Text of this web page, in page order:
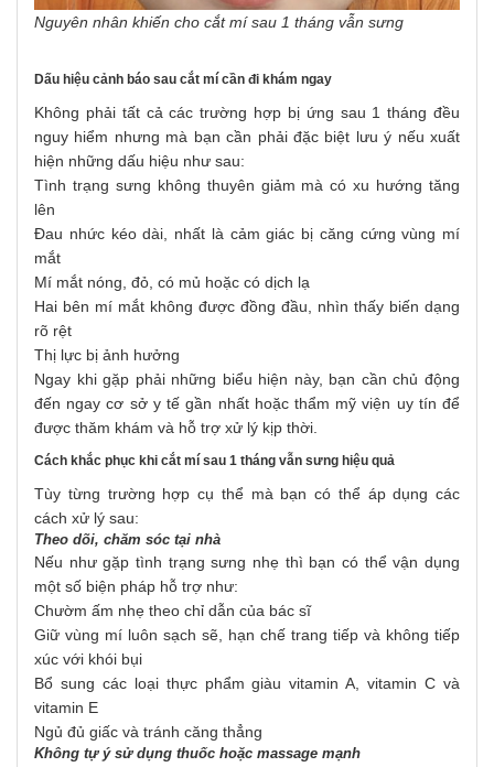
Nguyên nhân khiến cho cắt mí sau 1 tháng vẫn sưng
Dấu hiệu cảnh báo sau cắt mí cần đi khám ngay
Không phải tất cả các trường hợp bị ứng sau 1 tháng đều
nguy hiểm nhưng mà bạn cần phải đặc biệt lưu ý nếu xuất
hiện những dấu hiệu như sau:
Tình trạng sưng không thuyên giảm mà có xu hướng tăng
lên
Đau nhức kéo dài, nhất là cảm giác bị căng cứng vùng mí
mắt
Mí mắt nóng, đỏ, có mủ hoặc có dịch lạ
Hai bên mí mắt không được đồng đầu, nhìn thấy biến dạng
rõ rệt
Thị lực bị ảnh hưởng
Ngay khi gặp phải những biểu hiện này, bạn cần chủ động
đến ngay cơ sở y tế gần nhất hoặc thẩm mỹ viện uy tín để
được thăm khám và hỗ trợ xử lý kịp thời.
Cách khắc phục khi cắt mí sau 1 tháng vẫn sưng hiệu quả
Tùy từng trường hợp cụ thể mà bạn có thể áp dụng các
cách xử lý sau:
Theo dõi, chăm sóc tại nhà
Nếu như gặp tình trạng sưng nhẹ thì bạn có thể vận dụng
một số biện pháp hỗ trợ như:
Chườm ấm nhẹ theo chỉ dẫn của bác sĩ
Giữ vùng mí luôn sạch sẽ, hạn chế trang tiếp và không tiếp
xúc với khói bụi
Bổ sung các loại thực phẩm giàu vitamin A, vitamin C và
vitamin E
Ngủ đủ giấc và tránh căng thẳng
Không tự ý sử dụng thuốc hoặc massage mạnh